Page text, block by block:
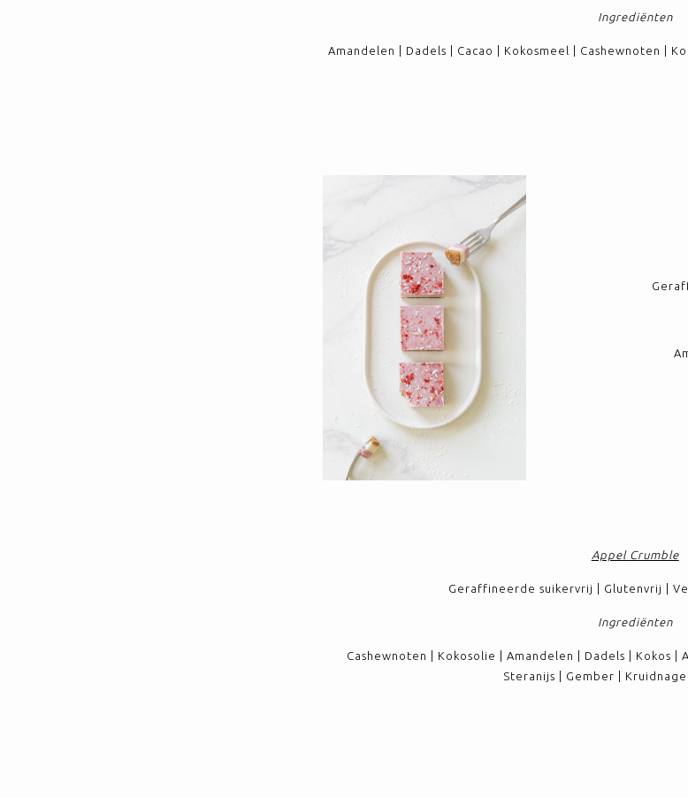
Ingrediënten
Amandelen | Dadels | Cacao | Kokosmeel | Cashewnoten |
Appel Crumble
Geraffineerde suikervrij | Glutenvrij |
Ingrediënten
Cashewnoten | Kokosolie | Amandelen | Dadels | Kokos |
Steranijs | Gember |